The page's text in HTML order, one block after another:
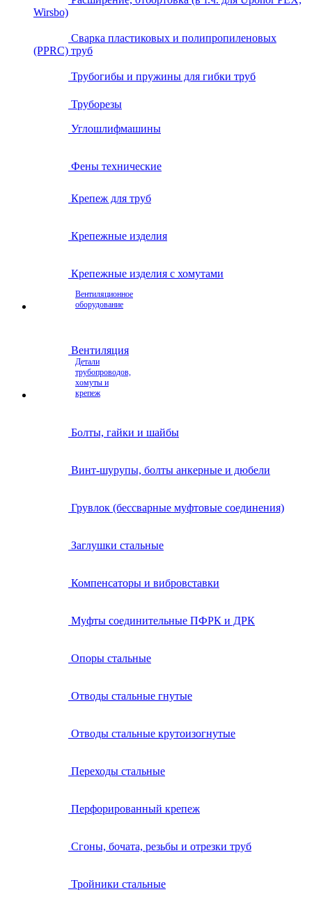
Wirsbo)
Сварка пластиковых и полипропиленовых
(PPRC) труб
Трубогибы и пружины для гибки труб
Труборезы
Углошлифмашины
Фены технические
Крепеж для труб
Крепежные изделия
Крепежные изделия с хомутами
Вентиляционное
оборудование
Вентиляция
Детали
трубопроводов,
хомуты и
крепеж
Болты, гайки и шайбы
Винт-шурупы, болты анкерные и дюбели
Грувлок (бессварные муфтовые соединения)
Заглушки стальные
Компенсаторы и вибровставки
Муфты соединительные ПФРК и ДРК
Опоры стальные
Отводы стальные гнутые
Отводы стальные крутоизогнутые
Переходы стальные
Перфорированный крепеж
Сгоны, бочата, резьбы и отрезки труб
Тройники стальные